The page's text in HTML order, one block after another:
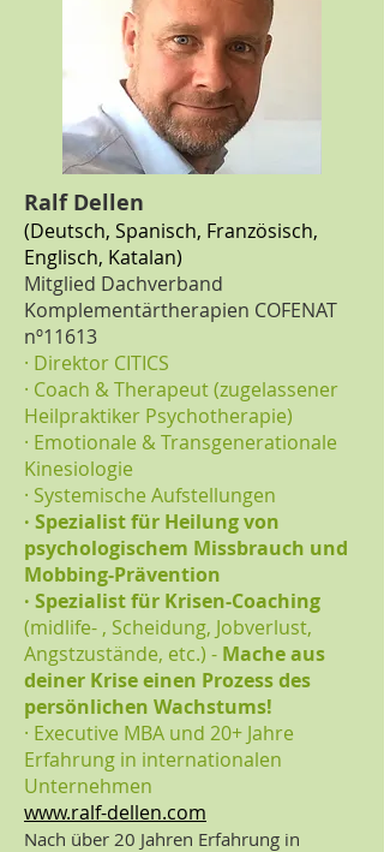
Ralf Dellen
(Deutsch, Spanisch, Französisch,
Englisch, Katalan)
Mitglied Dachverband
Komplementärtherapien COFENAT
nº11613
· Direktor CITICS
· Coach & Therapeut (zugelassener
Heilpraktiker Psychotherapie)
· Emotionale & Transgenerationale
Kinesiologie
· Systemische Aufstellungen
· Spezialist für Heilung von
psychologischem Missbrauch und
Mobbing-Prävention
· Spezialist für Krisen-Coaching
(midlife- , Scheidung, Jobverlust,
Angstzustände, etc.) - Mache aus
deiner Krise einen Prozess des
persönlichen Wachstums!
· Executive MBA und 20+ Jahre
Erfahrung in internationalen
Unternehmen
www.ralf-dellen.com
Nach über 20 Jahren Erfahrung in